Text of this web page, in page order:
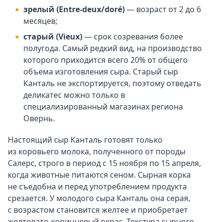
зрелый (Entre-deux/doré)— возраст от 2 до 6
месяцев;
старый (Vieux)— срок созревания более
полугода. Самый редкий вид, на производство
которого приходится всего 20% от общего
объема изготовления сыра. Старый сыр
Канталь не экспортируется, поэтому отведать
деликатес можно только в
специализированный магазинах региона
Овернь.
Настоящий сыр Канталь готовят только
из коровьего молока, полученного от породы
Салерс, строго в период с 15 ноября по 15 апреля,
когда животные питаются сеном. Сырная корка
не съедобна и перед употреблением продукта
срезается. У молодого сыра Канталь она серая,
с возрастом становится желтее и приобретает